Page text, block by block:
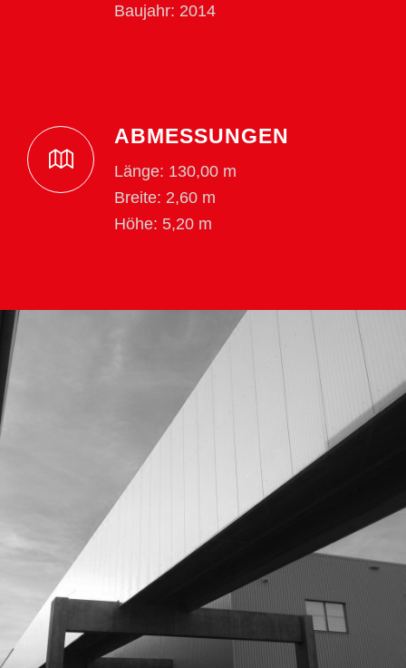
Baujahr: 2014
ABMESSUNGEN
Länge: 130,00 m
Breite: 2,60 m
Höhe: 5,20 m